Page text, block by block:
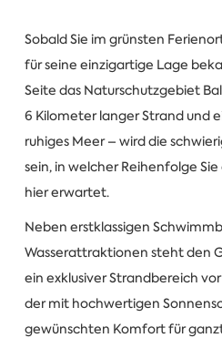
Sobald Sie im grünsten
für seine einzigartige Lage
Seite das Naturschutzgebiet
6 Kilometer langer Strand und
ruhiges Meer – wird die
sein, in welcher Reihenfolge
hier erwartet.
Neben erstklassigen
Wasserattraktionen steht den
ein exklusiver Strandbereich
der mit hochwertigen
gewünschten Komfort für